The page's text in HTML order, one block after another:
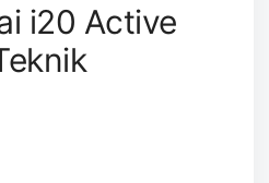
i20 Active